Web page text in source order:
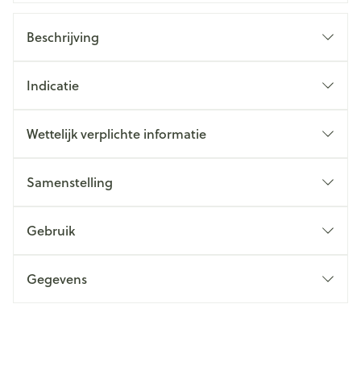
Beschrijving
Indicatie
Wettelijk verplichte informatie
Samenstelling
Gebruik
Gegevens